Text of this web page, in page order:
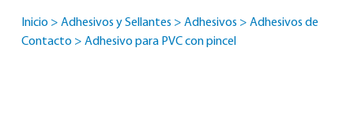
Inicio > Adhesivos y Sellantes > Adhesivos > Adhesivos de
Contacto > Adhesivo para PVC con pincel